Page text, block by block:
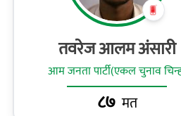
तवरेज आलम अंसारी
आम जनता पार्टी(एकल चुनाव
८७ मत